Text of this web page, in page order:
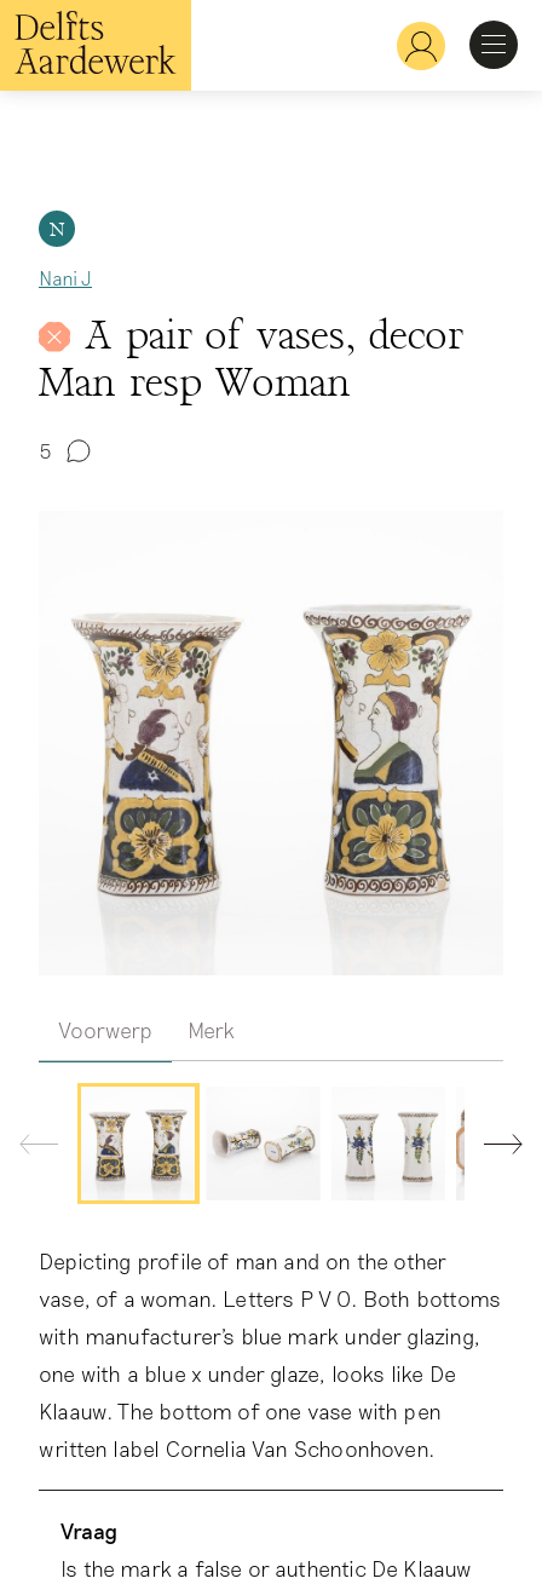
Overslaan
en
naar
de
Hoofdnavigatie
Herkennen
Bekijken
Verdiepen
N
Nani J
A pair of vases, decor
Man resp Woman
5
Voorwerp Merk
Depicting profile of man and on the other
vase, of a woman. Letters P V O. Both bottoms
with manufacturer's blue mark under glazing,
one with a blue x under glaze, looks like De
Klaauw. The bottom of one vase with pen
written label Cornelia Van Schoonhoven.
Vraag
Is the mark a false or authentic De Klaauw